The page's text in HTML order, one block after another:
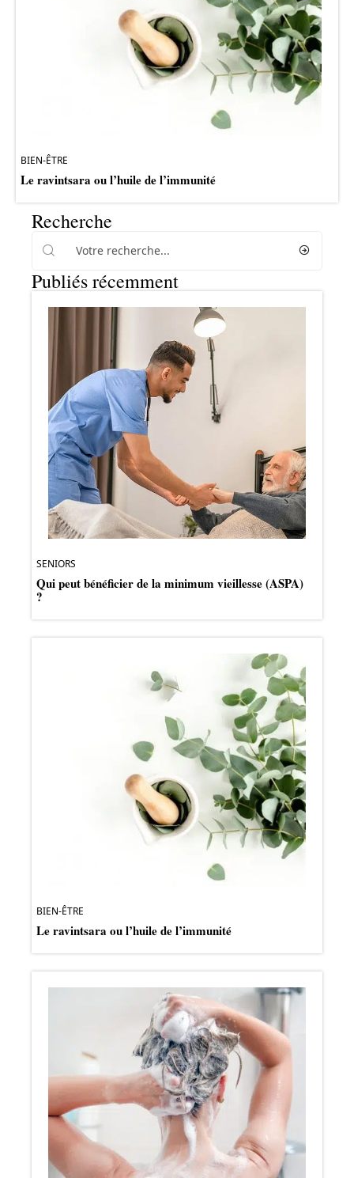
BIEN-ÊTRE
Le ravintsara ou l’huile de l’immunité
Recherche
Publiés récemment
SENIORS
Qui peut bénéficier de la minimum vieillesse (ASPA)
?
BIEN-ÊTRE
Le ravintsara ou l’huile de l’immunité